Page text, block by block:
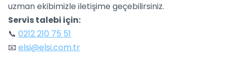
uzman ekibimizle iletişime geçebilirsiniz.
Servis talebi için:
📞 0212 210 75 51
📧 elsi@elsi.com.tr